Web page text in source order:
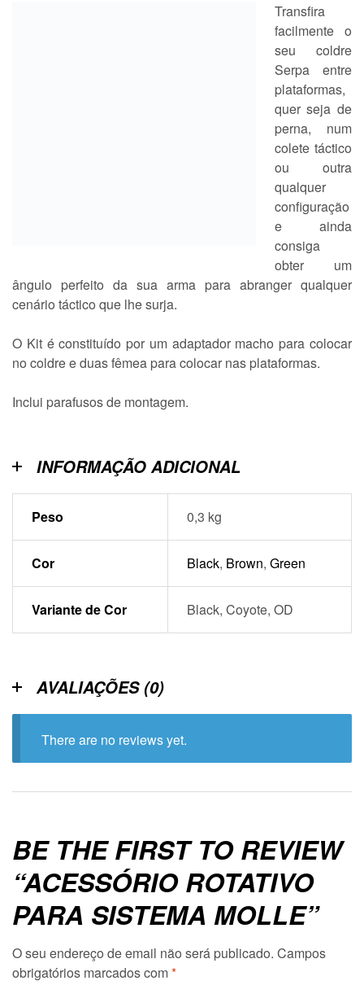
Transfira
facilmente o
seu coldre
Serpa entre
plataformas,
quer seja de
perna, num
colete táctico
ou outra
qualquer
configuração
e ainda
consiga
obter um
ângulo perfeito da sua arma para abranger qualquer
cenário táctico que lhe surja.
O Kit é constituído por um adaptador macho para colocar
no coldre e duas fêmea para colocar nas plataformas.
Inclui parafusos de montagem.
INFORMAÇÃO ADICIONAL
Peso 0,3 kg
Cor Black, Brown, Green
Variante de Cor Black, Coyote, OD
AVALIAÇÕES (0)
There are no reviews yet.
BE THE FIRST TO REVIEW
“ACESSÓRIO ROTATIVO
PARA SISTEMA MOLLE”
O seu endereço de email não será publicado. Campos
obrigatórios marcados com*